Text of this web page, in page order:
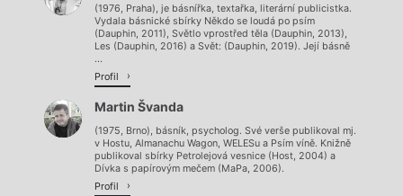
(1976, Praha), je básnířka, textařka, literární publicistka.
Vydala básnické sbírky Někdo se loudá po psím
(Dauphin, 2011), Světlo vprostřed těla (Dauphin, 2013),
Les (Dauphin, 2016) a Svět: (Dauphin, 2019). Její básně
...
Profil
Martin Švanda
(1975, Brno), básník, psycholog. Své verše publikoval mj.
v Hostu, Almanachu Wagon, WELESu a Psím víně. Knižně
publikoval sbírky Petrolejová vesnice (Host, 2004) a
Dívka s papírovým mečem (MaPa, 2006).
Profil